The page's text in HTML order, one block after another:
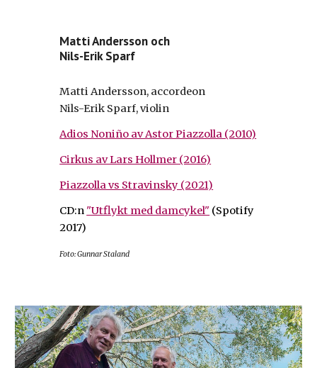
Matti Andersson och
Nils-Erik Sparf
Matti Andersson, accordeon
Nils-Erik Sparf, violin
Adios Noniño av Astor Piazzolla (2010)
Cirkus av Lars Hollmer (2016)
Piazzolla vs Stravinsky (2021)
CD:n "Utflykt med damcykel" (Spotify
2017)
Foto: Gunnar Staland